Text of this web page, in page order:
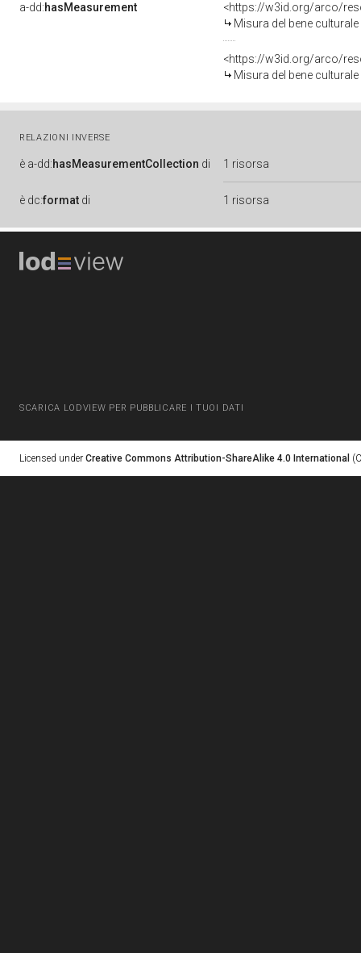
a-dd:hasMeasurement
<https://w3id.org/arco/
Misura del bene
<https://w3id.org/arco/
Misura del bene
RELAZIONI INVERSE
è a-dd:hasMeasurementCollection di 1 risorsa
è dc:format di 1 risorsa
SCARICA LODVIEW PER PUBBLICARE I TUOI DATI
Licensed under Creative Commons Attribution-ShareAlike 4.0 International